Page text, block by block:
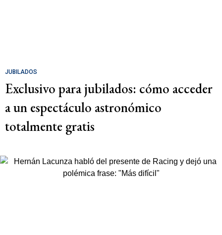
JUBILADOS
Exclusivo para jubilados: cómo acceder
a un espectáculo astronómico
totalmente gratis